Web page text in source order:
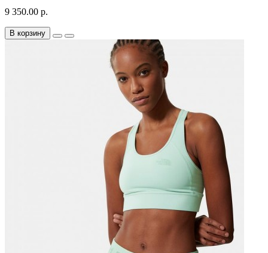
9 350.00 р.
В корзину